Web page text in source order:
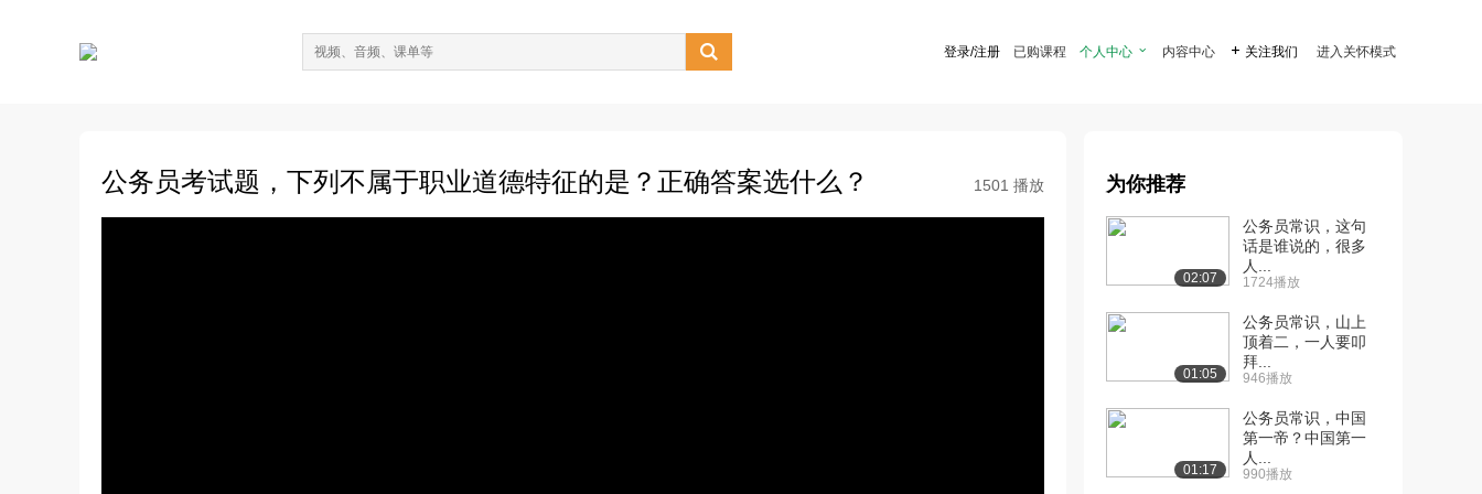
 登录/注册 已购课程 个人中心  内容中心  关注我们 进入关怀模式
公务员考试题，下列不属于职业道德特征的是？正确答案选什么？ 1501 播放 为你推荐
02:07
公务员常识，这句
话是谁说的，很多
人...
1724播放
01:05
公务员常识，山上
顶着二，一人要叩
拜...
946播放
01:17
公务员常识，中国
第一帝？中国第一
人...
990播放